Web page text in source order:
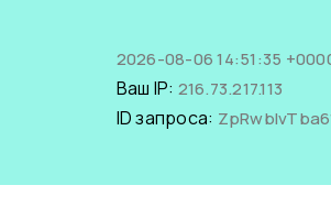
2026-08-06 14:51:35
Ваш IP: 216.73.217.113
ID запроса: